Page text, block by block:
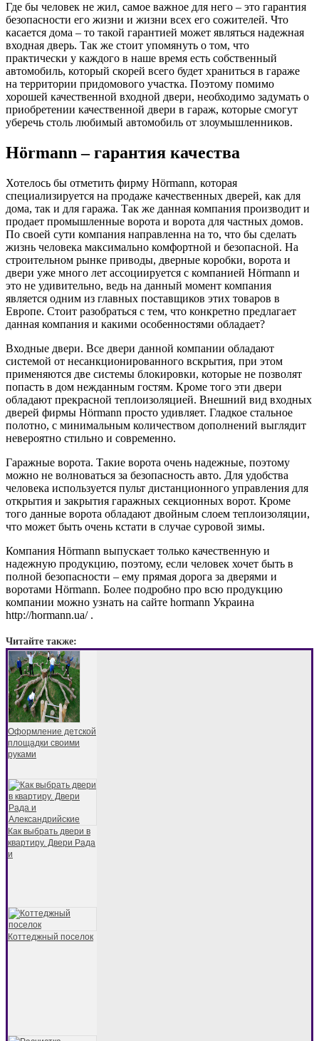
Где бы человек не жил, самое важное для него – это гарантия
безопасности его жизни и жизни всех его сожителей. Что
касается дома – то такой гарантией может являться надежная
входная дверь. Так же стоит упомянуть о том, что
практически у каждого в наше время есть собственный
автомобиль, который скорей всего будет храниться в гараже
на территории придомового участка. Поэтому помимо
хорошей качественной входной двери, необходимо задумать о
приобретении качественной двери в гараж, которые смогут
уберечь столь любимый автомобиль от злоумышленников.
Hörmann – гарантия качества
Хотелось бы отметить фирму Hörmann, которая
специализируется на продаже качественных дверей, как для
дома, так и для гаража. Так же данная компания производит и
продает промышленные ворота и ворота для частных домов.
По своей сути компания направленна на то, что бы сделать
жизнь человека максимально комфортной и безопасной. На
строительном рынке приводы, дверные коробки, ворота и
двери уже много лет ассоциируется с компанией Hörmann и
это не удивительно, ведь на данный момент компания
является одним из главных поставщиков этих товаров в
Европе. Стоит разобраться с тем, что конкретно предлагает
данная компания и какими особенностями обладает?
Входные двери. Все двери данной компании обладают
системой от несанкционированного вскрытия, при этом
применяются две системы блокировки, которые не позволят
попасть в дом нежданным гостям. Кроме того эти двери
обладают прекрасной теплоизоляцией. Внешний вид входных
дверей фирмы Hörmann просто удивляет. Гладкое стальное
полотно, с минимальным количеством дополнений выглядит
невероятно стильно и современно.
Гаражные ворота. Такие ворота очень надежные, поэтому
можно не волноваться за безопасность авто. Для удобства
человека используется пульт дистанционного управления для
открытия и закрытия гаражных секционных ворот. Кроме
того данные ворота обладают двойным слоем теплоизоляции,
что может быть очень кстати в случае суровой зимы.
Компания Hörmann выпускает только качественную и
надежную продукцию, поэтому, если человек хочет быть в
полной безопасности – ему прямая дорога за дверями и
воротами Hörmann. Более подробно про всю продукцию
компании можно узнать на сайте hormann Украина
http://hormann.ua/ .
Читайте также:
Оформление детской
площадки своими
руками
Как выбрать двери в
квартиру. Двери Рада
и
Коттеджный поселок